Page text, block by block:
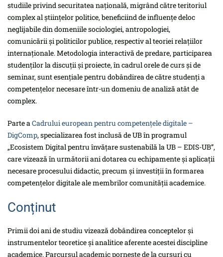
studiile privind securitatea națională, migrând către teritoriul
complex al științelor politice, beneficiind de influențe deloc
neglijabile din domeniile sociologiei, antropologiei,
comunicării și politicilor publice, respectiv al teoriei relațiilor
internaționale. Metodologia interactivă de predare, participarea
studenților la discuții și proiecte, în cadrul orele de curs și de
seminar, sunt esențiale pentru dobândirea de către studenți a
competențelor necesare într-un domeniu de analiză atât de
complex.
Parte aCadrului european pentru competențele digitale –
DigComp, specializarea fost inclusă de UB în programul
„Ecosistem Digital pentru învățare sustenabilă la UB – EDIS-UB”,
care vizează în următorii ani dotarea cu echipamente și aplicații
necesare procesului didactic, precum și investiții în formarea
competențelor digitale ale membrilor comunității academice.
Conținut
Primii doi ani de studiu vizează dobândirea conceptelor și
instrumentelor teoretice și analitice aferente acestei discipline
academice. Parcursul academic pornește de la cursuri cu